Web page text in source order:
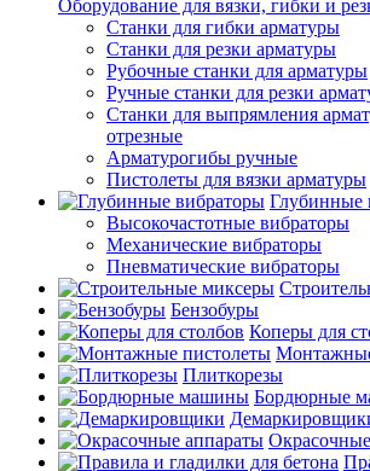
Оборудование для вязки, гибки и
Станки для гибки арматуры
Станки для резки арматуры
Рубочные станки для арматуры
Ручные станки для резки
Станки для выпрямления
отрезные
Арматурогибы ручные
Пистолеты для вязки арматуры
Глубинные
Высокочастотные вибраторы
Механические вибраторы
Пневматические вибраторы
Бензобуры
Коперы для
Плиткорезы
Бордюрные